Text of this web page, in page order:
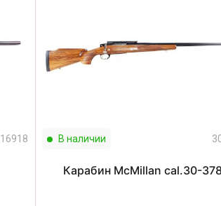
16918 В наличии
Карабин McMillan cal.30-378